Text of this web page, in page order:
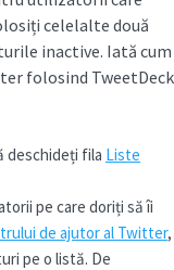
celelalte două
inactive. Iată cum
folosind TweetDeck
deschideți fila Liste
pe care doriți să îi
de ajutor al Twitter,
pe o listă. De